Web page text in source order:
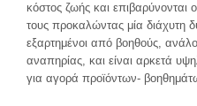
κόστος ζωής και επιβαρύνονται
τους προκαλώντας μία διάχυτη
εξαρτημένοι από βοηθούς,
αναπηρίας, και είναι αρκετά
για αγορά προϊόντων-